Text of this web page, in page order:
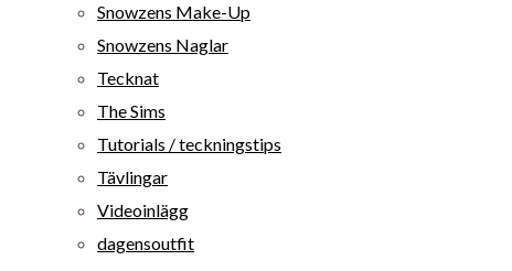
Snowzens Make-Up
Snowzens Naglar
Tecknat
The Sims
Tutorials / teckningstips
Tävlingar
Videoinlägg
dagensoutfit